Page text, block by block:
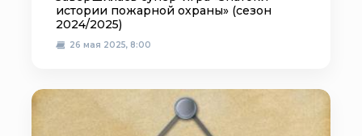
истории пожарной охраны» (сезон
2024/2025)
26 мая 2025, 8:00